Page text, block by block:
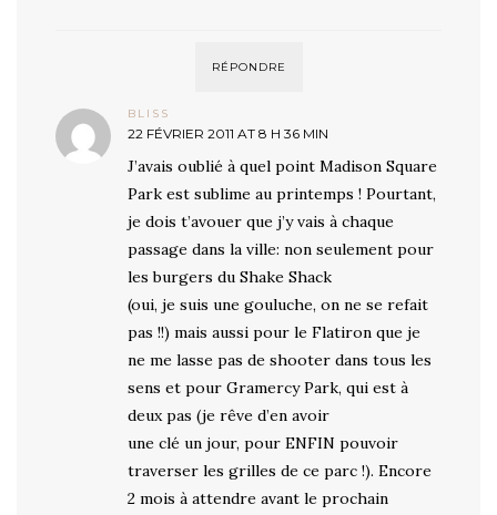
RÉPONDRE
BLISS
22 FÉVRIER 2011 AT 8 H 36 MIN
J’avais oublié à quel point Madison Square
Park est sublime au printemps ! Pourtant,
je dois t’avouer que j’y vais à chaque
passage dans la ville: non seulement pour
les burgers du Shake Shack
(oui, je suis une gouluche, on ne se refait
pas !!) mais aussi pour le Flatiron que je
ne me lasse pas de shooter dans tous les
sens et pour Gramercy Park, qui est à
deux pas (je rêve d’en avoir
une clé un jour, pour ENFIN pouvoir
traverser les grilles de ce parc !). Encore
2 mois à attendre avant le prochain